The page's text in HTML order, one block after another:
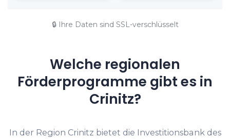
🔒 Ihre Daten sind SSL-verschlüsselt
Welche regionalen
Förderprogramme gibt es in
Crinitz?
In der Region Crinitz bietet die Investitionsbank des